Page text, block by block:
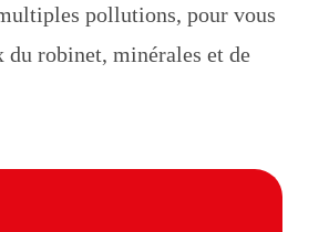
pollutions, pour vous
du robinet, minérales et de